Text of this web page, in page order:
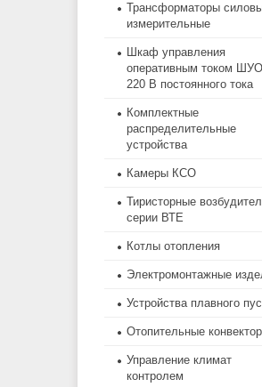
Трансформаторы
измерительные
Шкаф управления
оперативным током
220 В постоянного тока
Комплектные
распределительные
устройства
Камеры КСО
Тиристорные
серии ВТЕ
Котлы отопления
Электромонтажные
Устройства плавного
Отопительные
Управление климат
контролем